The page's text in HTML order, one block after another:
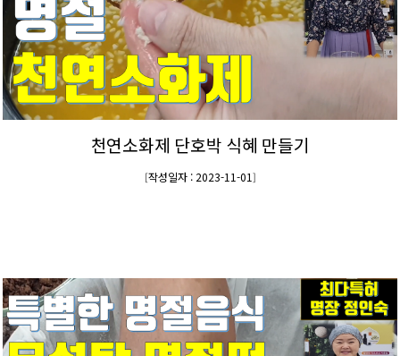
천연소화제 단호박 식혜 만들기
[작성일자 : 2023-11-01]